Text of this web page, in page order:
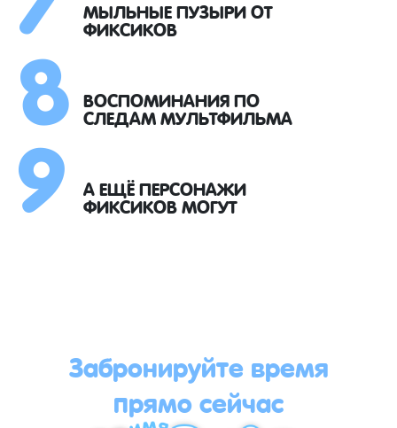
МЫЛЬНЫЕ ПУЗЫРИ ОТ
ФИКСИКОВ
ВОСПОМИНАНИЯ ПО
СЛЕДАМ МУЛЬТФИЛЬМА
А ЕЩЁ ПЕРСОНАЖИ
ФИКСИКОВ МОГУТ
Забронируйте время
прямо сейчас